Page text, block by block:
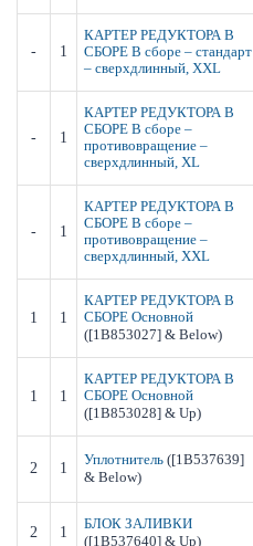
- 1
КАРТЕР РЕДУКТОРА В
СБОРЕ В сборе – стандарт
– сверхдлинный, XXL
- 1
КАРТЕР РЕДУКТОРА В
СБОРЕ В сборе –
противовращение –
сверхдлинный, XL
- 1
КАРТЕР РЕДУКТОРА В
СБОРЕ В сборе –
противовращение –
сверхдлинный, XXL
1 1
КАРТЕР РЕДУКТОРА В
СБОРЕ Основной
([1B853027] & Below)
1 1
КАРТЕР РЕДУКТОРА В
СБОРЕ Основной
([1B853028] & Up)
2 1 Уплотнитель ([1B537639]
& Below)
2 1 БЛОК ЗАЛИВКИ
([1B537640] & Up)